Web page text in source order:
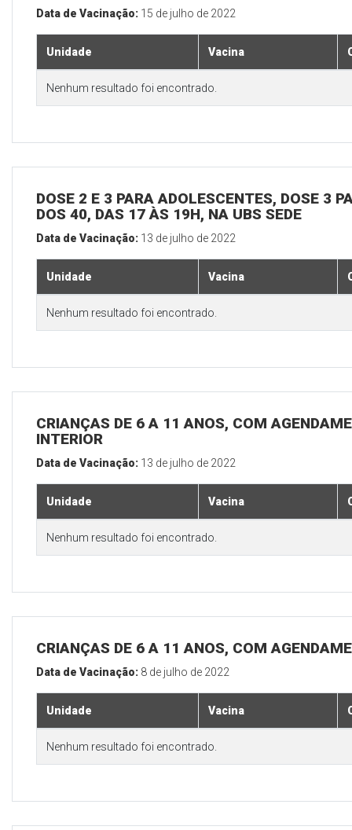
Data de Vacinação: 15 de julho de 2022
Unidade Vacina
Nenhum resultado foi encontrado.
DOSE 2 E 3 PARA ADOLESCENTES, DOSE 3
DOS 40, DAS 17 ÀS 19H, NA UBS SEDE
Data de Vacinação: 13 de julho de 2022
Unidade Vacina
Nenhum resultado foi encontrado.
CRIANÇAS DE 6 A 11 ANOS, COM
INTERIOR
Data de Vacinação: 13 de julho de 2022
Unidade Vacina
Nenhum resultado foi encontrado.
CRIANÇAS DE 6 A 11 ANOS, COM
Data de Vacinação: 8 de julho de 2022
Unidade Vacina
Nenhum resultado foi encontrado.